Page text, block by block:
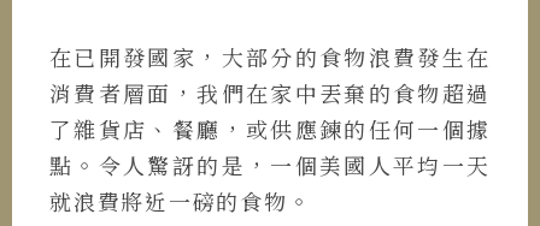
在已開發國家，大部分的食物浪費發生在
消費者層面，我們在家中丟棄的食物超過
了雜貨店、餐廳，或供應鍊的任何一個據
點。令人驚訝的是，一個美國人平均一天
就浪費將近一磅的食物。